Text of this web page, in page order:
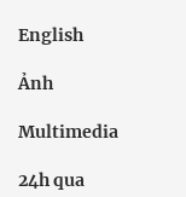
English
Ảnh
Multimedia
24h qua